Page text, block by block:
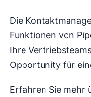
Die
Funktionen von
Ihre
Opportunity für
Erfahren Sie mehr